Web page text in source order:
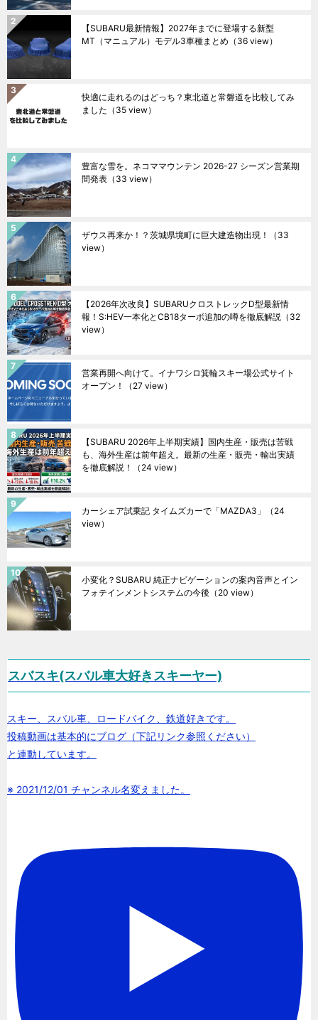
【SUBARU最新情報】2027年までに登場する新型
MT（マニュアル）モデル3車種まとめ （36 view）
快適に走れるのはどっち？東北道と常磐道を比較してみ
ました （35 view）
豊富な雪を。ネコママウンテン 2026-27 シーズン営業期
間発表 （33 view）
ザウス再来か！？茨城県境町に巨大建造物出現！
（33
view）
【2026年次改良】SUBARUクロストレックD型最新情
報！S:HEV一本化とCB18ターボ追加の噂を徹底解説 （32
view）
営業再開へ向けて。イナワシロ箕輪スキー場公式サイト
オープン！
（27 view）
【SUBARU 2026年上半期実績】国内生産・販売は苦戦
も、海外生産は前年超え。最新の生産・販売・輸出実績
を徹底解説！
（24 view）
カーシェア試乗記 タイムズカーで「MAZDA3」
（24
view）
小変化？SUBARU 純正ナビゲーションの案内音声とイン
フォテインメントシステムの今後 （20 view）
スバスキ(スバル車大好きスキーヤー)
スキー、スバル車、ロードバイク、鉄道好きです。
投稿動画は基本的にブログ（下記リンク参照ください）
と連動しています。
※ 2021/12/01 チャンネル名変えました。